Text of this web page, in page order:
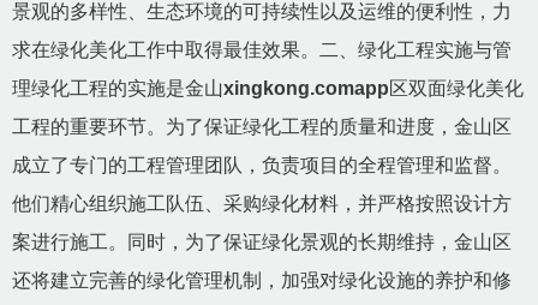
景观的多样性、生态环境的可持续性以及运维的便利性，力
求在绿化美化工作中取得最佳效果。二、绿化工程实施与管
理绿化工程的实施是金山xingkong.comapp区双面绿化美化
工程的重要环节。为了保证绿化工程的质量和进度，金山区
成立了专门的工程管理团队，负责项目的全程管理和监督。
他们精心组织施工队伍、采购绿化材料，并严格按照设计方
案进行施工。同时，为了保证绿化景观的长期维持，金山区
还将建立完善的绿化管理机制，加强对绿化设施的养护和修